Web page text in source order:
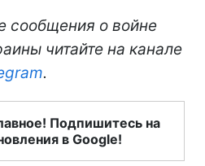
сообщения о войне
читайте на канале
.
Подпишитесь на
в Google!